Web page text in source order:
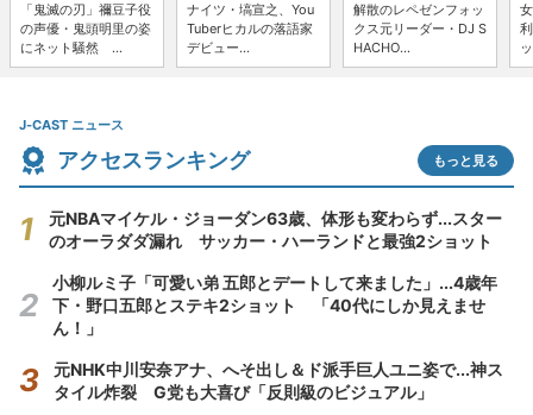
「鬼滅の刃」禰豆子役
の声優・鬼頭明里の姿
にネット騒然 ...
ナイツ・塙宣之、You
Tuberヒカルの落語家
デビュー...
解散のレペゼンフォッ
クス元リーダー・DJ S
HACHO...
J-CAST ニュース
アクセスランキング もっと見る
元NBAマイケル・ジョーダン63歳、体形も変わらず...スター
のオーラダダ漏れ サッカー・ハーランドと最強2ショット
小柳ルミ子「可愛い弟 五郎とデートして来ました」...4歳年
下・野口五郎とステキ2ショット 「40代にしか見えませ
ん！」
元NHK中川安奈アナ、へそ出し＆ド派手巨人ユニ姿で...神ス
タイル炸裂 G党も大喜び「反則級のビジュアル」